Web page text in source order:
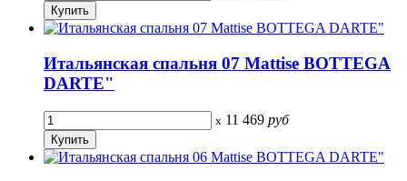
Итальянская спальня 07 Mattise BOTTEGA
DARTE"
x 11 469 руб